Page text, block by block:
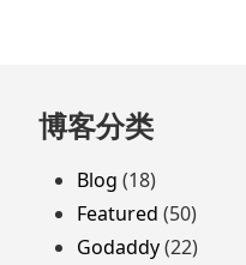
跳
至
页
脚
博客分类
Blog (18)
Featured (50)
Godaddy(22)